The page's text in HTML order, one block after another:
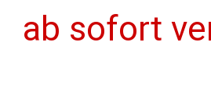
ab sofort